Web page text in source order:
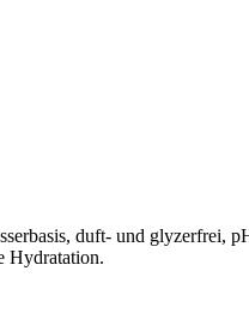
duft- und glyzerfrei,
Hydratation.